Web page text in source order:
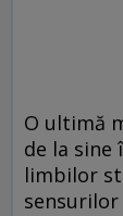
O ultimă
de la sine
limbilor